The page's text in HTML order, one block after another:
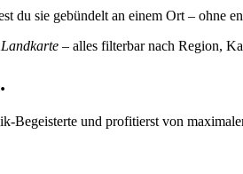
sie gebündelt an einem Ort – ohne
Landkarte – alles filterbar nach Region,
und profitierst von